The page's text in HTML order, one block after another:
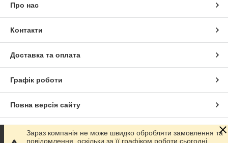
Про нас
Контакти
Доставка та оплата
Графік роботи
Повна версія сайту
Сайт створено на маркетплейсі Prom.ua
Зараз компанія не може швидко обробляти замовлення та
повідомлення, оскільки за її графіком роботи сьогодні